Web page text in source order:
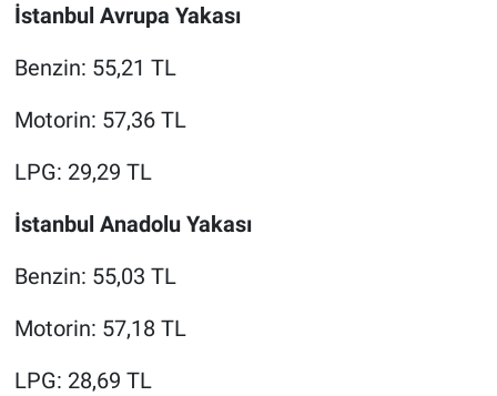
İstanbul Avrupa Yakası
Benzin: 55,21 TL
Motorin: 57,36 TL
LPG: 29,29 TL
İstanbul Anadolu Yakası
Benzin: 55,03 TL
Motorin: 57,18 TL
LPG: 28,69 TL